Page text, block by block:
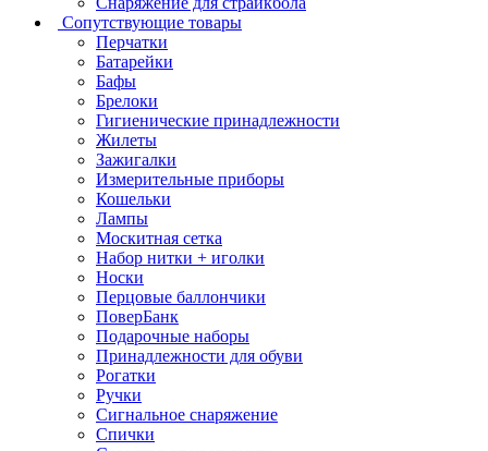
Сопутствующие товары
Перчатки
Батарейки
Бафы
Брелоки
Гигиенические принадлежности
Жилеты
Зажигалки
Измерительные приборы
Кошельки
Лампы
Москитная сетка
Набор нитки + иголки
Носки
Перцовые баллончики
ПоверБанк
Подарочные наборы
Принадлежности для обуви
Рогатки
Ручки
Сигнальное снаряжение
Спички